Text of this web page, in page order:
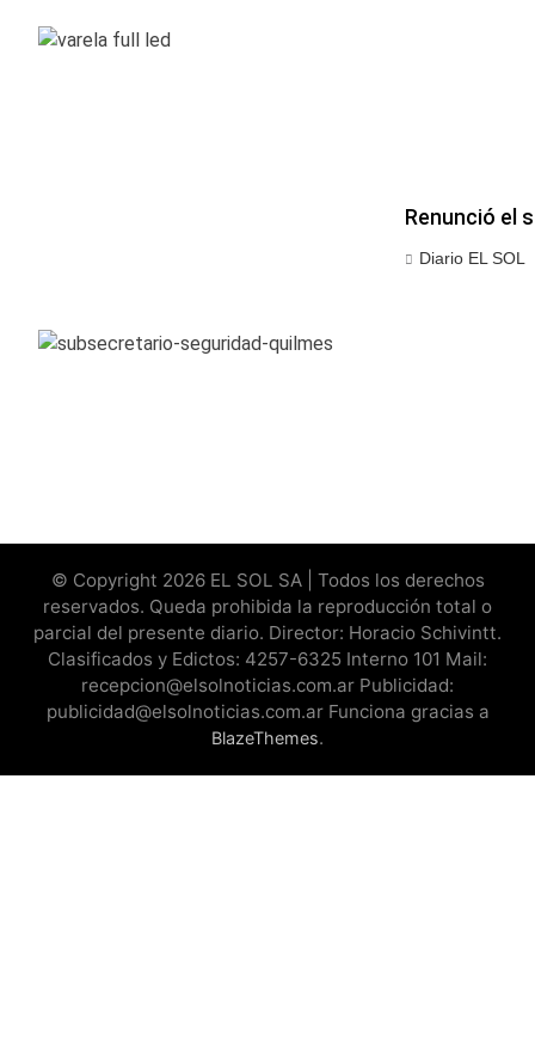
Renunció el
Diario EL SOL
© Copyright 2026 EL SOL SA | Todos los derechos
reservados. Queda prohibida la reproducción total o
parcial del presente diario. Director: Horacio Schivintt.
Clasificados y Edictos: 4257-6325 Interno 101 Mail:
recepcion@elsolnoticias.com.ar Publicidad:
publicidad@elsolnoticias.com.ar Funciona gracias a
BlazeThemes.